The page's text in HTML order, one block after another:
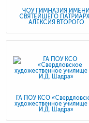
ЧОУ ГИМНАЗИЯ ИМЕНИ
СВЯТЕЙШЕГО
АЛЕКСИЯ ВТОРОГО
ГА ПОУ КСО
художественное училище
И.Д. Шадра»